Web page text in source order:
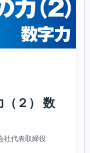
２） 数
社代表取締役